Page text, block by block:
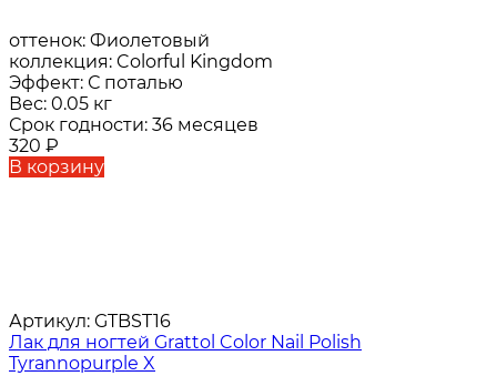
оттенок: Фиолетовый
коллекция: Colorful Kingdom
Эффект: С поталью
Вес: 0.05 кг
Срок годности: 36 месяцев
320 ₽
В корзину
Артикул: GTBST16
Лак для ногтей Grattol Color Nail Polish
Tyrannopurple X